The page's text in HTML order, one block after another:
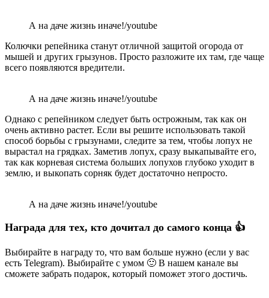
А на даче жизнь иначе!/youtube
Колючки репейника станут отличной защитой огорода от
мышей и других грызунов. Просто разложите их там, где чаще
всего появляются вредители.
А на даче жизнь иначе!/youtube
Однако с репейником следует быть острожным, так как он
очень активно растет. Если вы решите использовать такой
способ борьбы с грызунами, следите за тем, чтобы лопух не
вырастал на грядках. Заметив лопух, сразу выкапывайте его,
так как корневая система больших лопухов глубоко уходит в
землю, и выкопать сорняк будет достаточно непросто.
А на даче жизнь иначе!/youtube
Награда для тех, кто дочитал до самого конца 👍
Выбирайте в награду то, что вам больше нужно (если у вас
есть Telegram). Выбирайте с умом 🙂 В нашем канале вы
сможете забрать подарок, который поможет этого достичь.